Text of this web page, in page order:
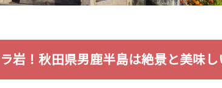
岩！秋田県男鹿半島は絶景と美味